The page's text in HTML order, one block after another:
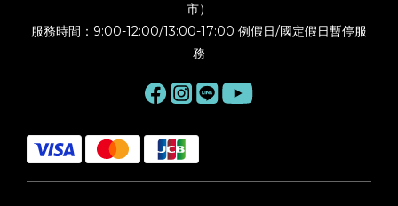
市）
服務時間：9:00-12:00/13:00-17:00 例假日/國定假日暫停服
務